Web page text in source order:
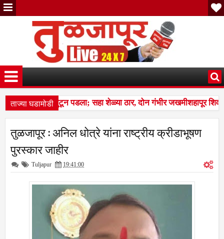
ताज्या घडामोडी
कळप शेळ्यांवर तुटून पडला; सहा शेळ्या ठार, दोन गंभीर जखमीशहापूर
बस देतो' म्हणत १७ लाखांचा गंडा; तुळजापूर तालुक्यातील दाम्पत्याची
कळप शेळ्यांवर तुटून पडला; सहा शेळ्या ठार, दोन गंभीर जखमीशहापूर
तुळजापूर : अनिल धोत्रे यांना राष्ट्रीय क्रीडाभूषण
पुरस्कार जाहीर
Tuljapur 19:41:00